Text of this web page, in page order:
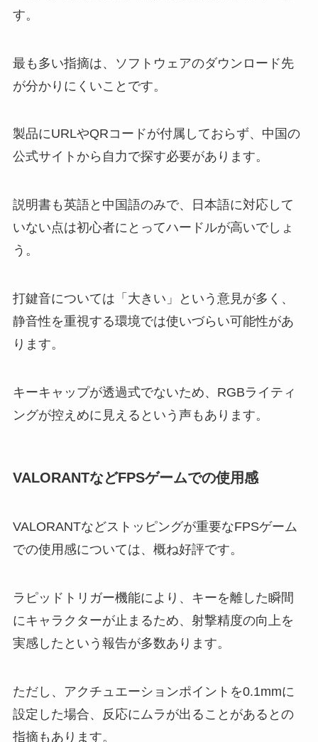
す。
最も多い指摘は、ソフトウェアのダウンロード先
が分かりにくいことです。
製品にURLやQRコードが付属しておらず、中国の
公式サイトから自力で探す必要があります。
説明書も英語と中国語のみで、日本語に対応して
いない点は初心者にとってハードルが高いでしょ
う。
打鍵音については「大きい」という意見が多く、
静音性を重視する環境では使いづらい可能性があ
ります。
キーキャップが透過式でないため、RGBライティ
ングが控えめに見えるという声もあります。
VALORANTなどFPSゲームでの使用感
VALORANTなどストッピングが重要なFPSゲーム
での使用感については、概ね好評です。
ラピッドトリガー機能により、キーを離した瞬間
にキャラクターが止まるため、射撃精度の向上を
実感したという報告が多数あります。
ただし、アクチュエーションポイントを0.1mmに
設定した場合、反応にムラが出ることがあるとの
指摘もあります。